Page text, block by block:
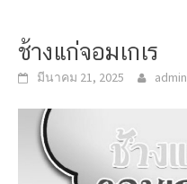
ช้างแก่จอมเกเร
มีนาคม 21, 2025 admin